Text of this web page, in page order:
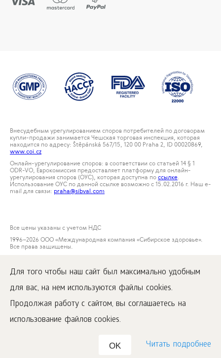
Для того чтобы наш сайт был максимально удобным
для вас, на нем используются файлы cookies.
Продолжая работу с сайтом, вы соглашаетесь на
использование файлов cookies.
OK Читать подробнее
Внесудебным урегулированием споров потребителей по договорам
купли-продажи занимается Чешская торговая инспекция, которая
находится по адресу: Štěpánská 567/15, 120 00 Praha 2, ID 00020869,
www.coi.cz
Онлайн-урегулирование споров: в соответствии со статьей 14 § 1
ODR-VO, Еврокомиссия предоставляет платформу для онлайн-
урегулирования споров (ОУС), которая доступна поссылке.
Использование ОУС по данной ссылке возможно с 15.02.2016 г. Наш е-
mail для связи: praha@sibval.com
Все цены указаны с учетом НДС
1996–2026 ООО «Международная компания «Сибирское здоровье».
Все права защищены.
www.siberianwellness.com.
Рекламация
Условия покупки